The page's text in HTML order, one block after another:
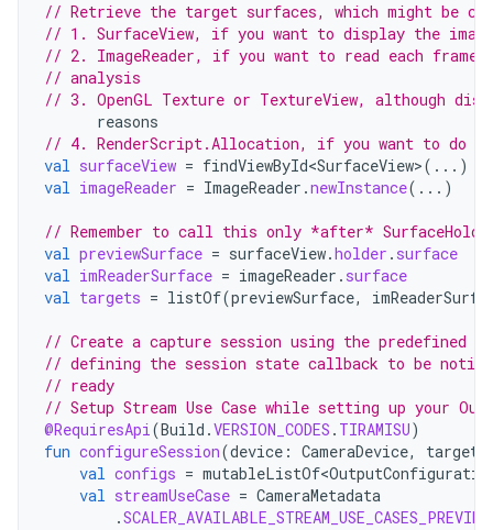
// Retrieve the target surfaces, which might be
// 1. SurfaceView, if you want to display the
// 2. ImageReader, if you want to read each frame
// analysis
// 3. OpenGL Texture or TextureView, although
reasons
// 4. RenderScript.Allocation, if you want to do
val surfaceView = findViewById<SurfaceView>(...)
val imageReader = ImageReader .newInstance(...)
// Remember to call this only *after*
val previewSurface = surfaceView.holder . surface
val imReaderSurface = imageReader . surface
val targets = listOf(previewSurface,
// Create a capture session using the predefined
// defining the session state callback to be
// ready
// Setup Stream Use Case while setting up your
@RequiresApi(Build .VERSION_CODES . TIRAMISU)
fun configureSession(device : CameraDevice, targets
val configs =
val streamUseCase = CameraMetadata
.